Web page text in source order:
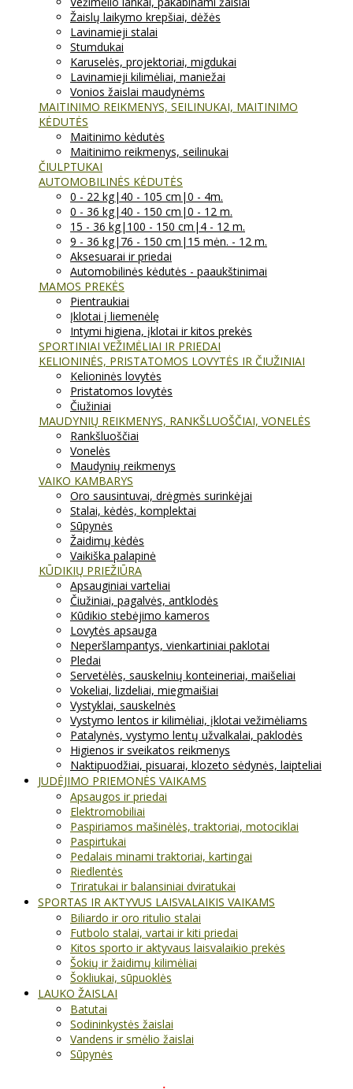
Žaislų laikymo krepšiai, dėžės
Lavinamieji stalai
Stumdukai
Karuselės, projektoriai, migdukai
Lavinamieji kilimėliai, maniežai
Vonios žaislai maudynėms
MAITINIMO REIKMENYS, SEILINUKAI, MAITINIMO
KĖDUTĖS
Maitinimo kėdutės
Maitinimo reikmenys, seilinukai
ČIULPTUKAI
AUTOMOBILINĖS KĖDUTĖS
0 - 22 kg|40 - 105 cm|0 - 4m.
0 - 36 kg|40 - 150 cm|0 - 12 m.
15 - 36 kg|100 - 150 cm|4 - 12 m.
9 - 36 kg|76 - 150 cm|15 mėn. - 12 m.
Aksesuarai ir priedai
Automobilinės kėdutės - paaukštinimai
MAMOS PREKĖS
Pientraukiai
Įklotai į liemenėlę
Intymi higiena, įklotai ir kitos prekės
SPORTINIAI VEŽIMĖLIAI IR PRIEDAI
KELIONINĖS, PRISTATOMOS LOVYTĖS IR ČIUŽINIAI
Kelioninės lovytės
Pristatomos lovytės
Čiužiniai
MAUDYNIŲ REIKMENYS, RANKŠLUOŠČIAI, VONELĖS
Rankšluoščiai
Vonelės
Maudynių reikmenys
VAIKO KAMBARYS
Oro sausintuvai, drėgmės surinkėjai
Stalai, kėdės, komplektai
Sūpynės
Žaidimų kėdės
Vaikiška palapinė
KŪDIKIŲ PRIEŽIŪRA
Apsauginiai varteliai
Čiužiniai, pagalvės, antklodės
Kūdikio stebėjimo kameros
Lovytės apsauga
Neperšlampantys, vienkartiniai paklotai
Pledai
Servetėlės, sauskelnių konteineriai, maišeliai
Vokeliai, lizdeliai, miegmaišiai
Vystyklai, sauskelnės
Vystymo lentos ir kilimėliai, įklotai vežimėliams
Patalynės, vystymo lentų užvalkalai, paklodės
Higienos ir sveikatos reikmenys
Naktipuodžiai, pisuarai, klozeto sėdynės, laipteliai
JUDĖJIMO PRIEMONĖS VAIKAMS
Apsaugos ir priedai
Elektromobiliai
Paspiriamos mašinėlės, traktoriai, motociklai
Paspirtukai
Pedalais minami traktoriai, kartingai
Riedlentės
Triratukai ir balansiniai dviratukai
SPORTAS IR AKTYVUS LAISVALAIKIS VAIKAMS
Biliardo ir oro ritulio stalai
Futbolo stalai, vartai ir kiti priedai
Kitos sporto ir aktyvaus laisvalaikio prekės
Šokių ir žaidimų kilimėliai
Šokliukai, sūpuoklės
LAUKO ŽAISLAI
Batutai
Sodininkystės žaislai
Vandens ir smėlio žaislai
Sūpynės